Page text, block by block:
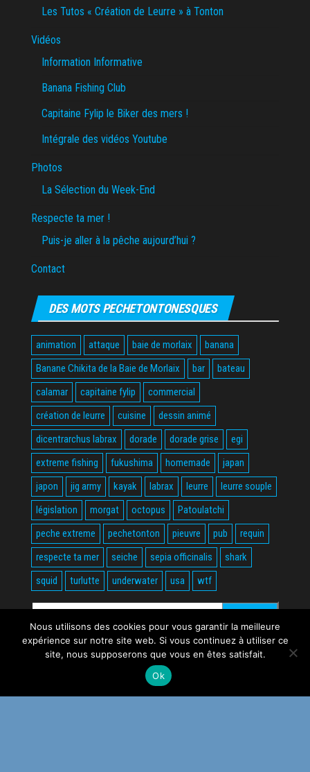
Les Tutos « Création de Leurre » à Tonton
Vidéos
Information Informative
Banana Fishing Club
Capitaine Fylip le Biker des mers !
Intégrale des vidéos Youtube
Photos
La Sélection du Week-End
Respecte ta mer !
Puis-je aller à la pêche aujourd’hui ?
Contact
DES MOTS PECHETONTONESQUES
animation attaque baie de morlaix
banana
Banane Chikita de la Baie de Morlaix
bar
bateau
calamar
capitaine fylip
commercial
création de leurre
cuisine
dessin animé
dicentrarchus labrax
dorade dorade grise
egi
extreme fishing
fukushima homemade
japan
japon
jig army kayak labrax leurre
leurre souple
législation
morgat octopus
Patoulatchi
peche extreme
pechetonton pieuvre pub
requin
respecte ta mer
seiche sepia officinalis
shark
squid
turlutte underwater usa wtf
Rechercher :
WordPress
Nous utilisons des cookies pour vous garantir la meilleure
expérience sur notre site web. Si vous continuez à utiliser ce
site, nous supposerons que vous en êtes satisfait.
Ok